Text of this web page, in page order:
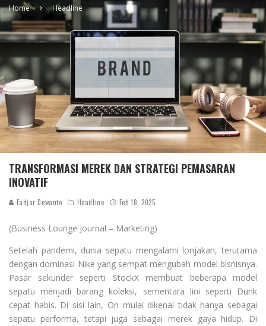
Home Headline
TRANSFORMASI MEREK DAN STRATEGI PEMASARAN
INOVATIF
Fadjar Dewanto Headline Feb 18, 2025
(Business Lounge Journal – Marketing)
Setelah pandemi, dunia sepatu mengalami lonjakan, terutama
dengan dominasi Nike yang sempat mengubah model bisnisnya.
Pasar sekunder seperti StockX membuat beberapa model
sepatu menjadi barang koleksi, sementara lini seperti Dunk
cepat habis. Di sisi lain, On mulai dikenal tidak hanya sebagai
sepatu performa, tetapi juga sebagai merek gaya hidup. Di